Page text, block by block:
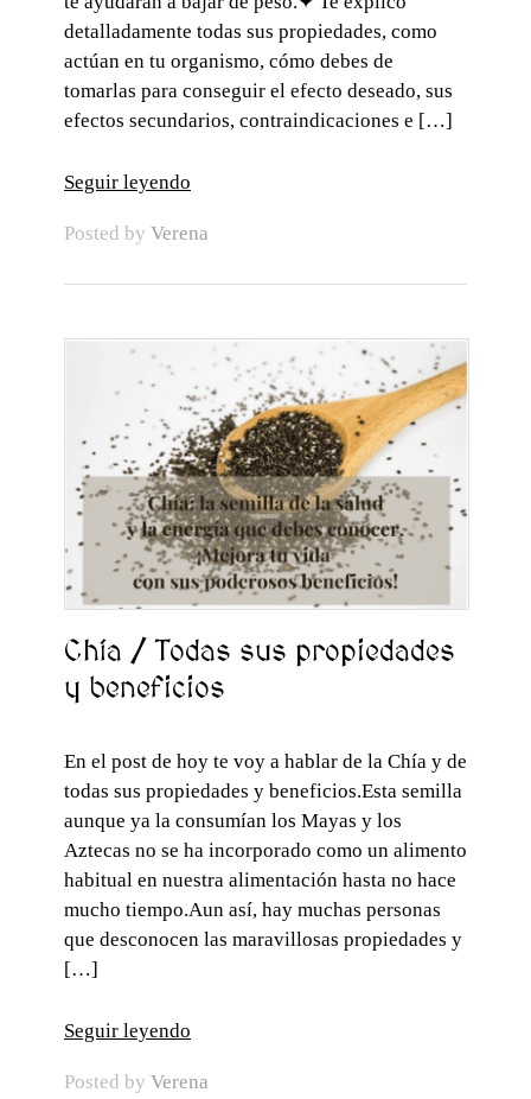
detalladamente todas sus propiedades, como
actúan en tu organismo, cómo debes de
tomarlas para conseguir el efecto deseado, sus
efectos secundarios, contraindicaciones e […]
Seguir leyendo
Posted by Verena
Chía / Todas sus propiedades
y beneficios
En el post de hoy te voy a hablar de la Chía y de
todas sus propiedades y beneficios.Esta semilla
aunque ya la consumían los Mayas y los
Aztecas no se ha incorporado como un alimento
habitual en nuestra alimentación hasta no hace
mucho tiempo.Aun así, hay muchas personas
que desconocen las maravillosas propiedades y
[…]
Seguir leyendo
Posted by Verena